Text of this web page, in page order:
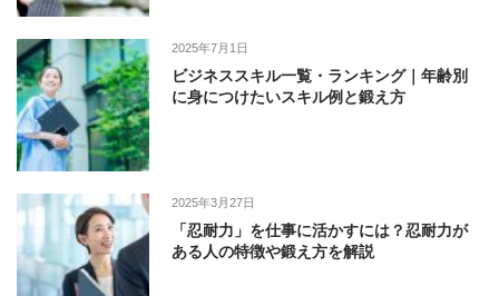
2025年7月1日
ビジネススキル一覧・ランキング｜年齢別
に身につけたいスキル例と鍛え方
2025年3月27日
「忍耐力」を仕事に活かすには？忍耐力が
ある人の特徴や鍛え方を解説